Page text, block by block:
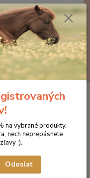
Menu
0ks
za0 €
moist - prírodná masť na
-
na vybrané produkty.
nech neprepásnete
:).
Odoslať